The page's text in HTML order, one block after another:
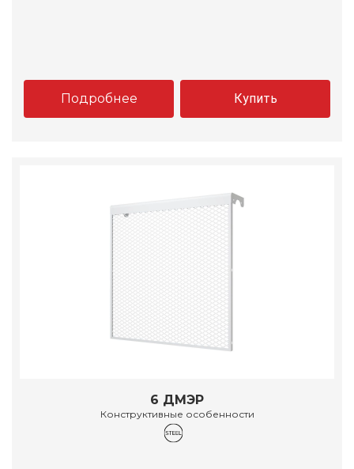
Подробнее Купить
6 ДМЭР
Конструктивные особенности